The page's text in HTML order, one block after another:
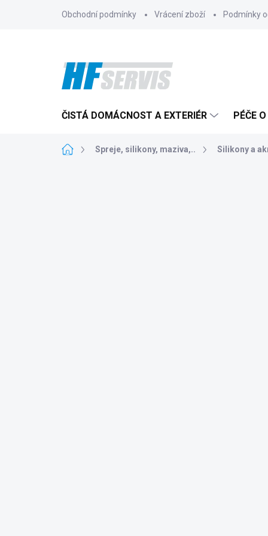
Obchodní podmínky Vrácení zboží Podmínky
ČISTÁ DOMÁCNOST A EXTERIÉR PÉČE
DomůSpreje, silikony, maziva,.. Silikony a